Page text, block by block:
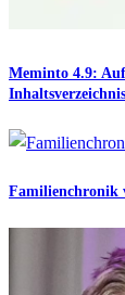
Meminto 4.9:
Inhaltsverzeichnis
Familienchronik